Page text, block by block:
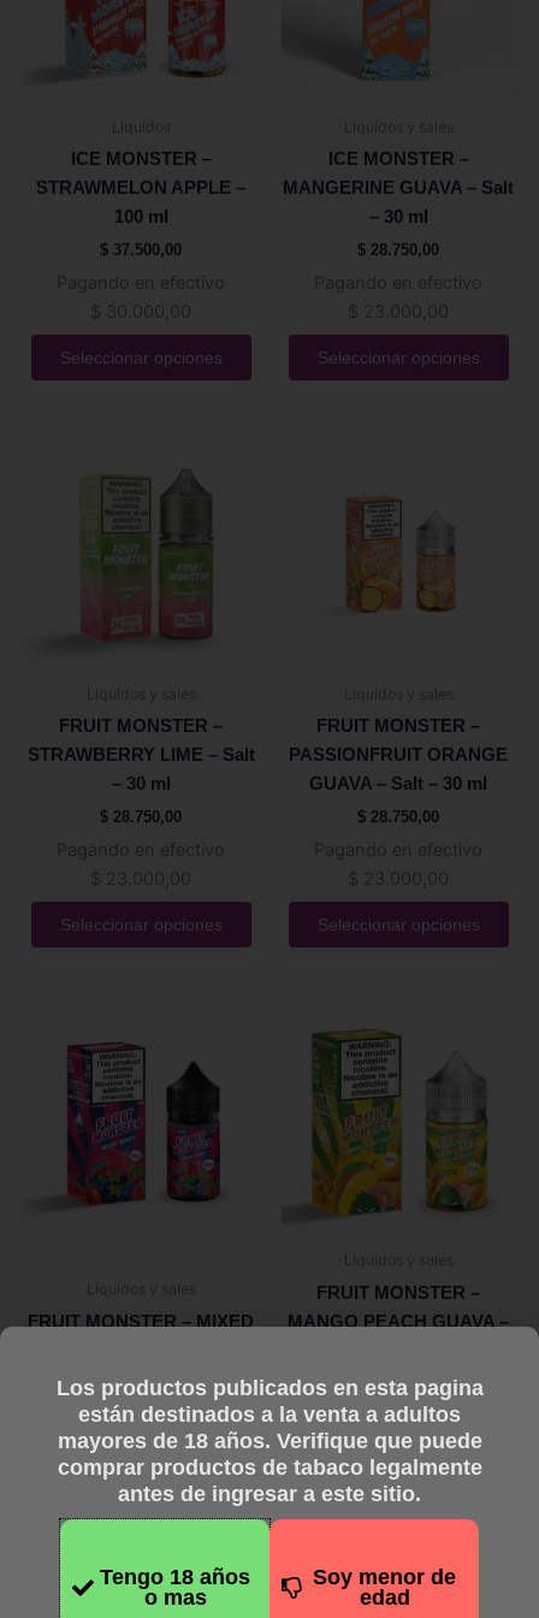
Liquidos
ICE MONSTER –
STRAWMELON APPLE –
100 ml
$ 37.500,00
Pagando en efectivo
$ 30.000,00
Seleccionar opciones
opciones
de
producto
Liquidos y sales
ICE MONSTER –
MANGERINE GUAVA – Salt
– 30 ml
$ 28.750,00
Pagando en efectivo
$ 23.000,00
Seleccionar opciones
Las
opciones
se
de
producto
Liquidos y sales
FRUIT MONSTER –
STRAWBERRY LIME – Salt
– 30 ml
$ 28.750,00
Pagando en efectivo
$ 23.000,00
Seleccionar opciones
producto
múltiples
variantes.
opciones
en
la
página
de
producto
Liquidos y sales
FRUIT MONSTER –
PASSIONFRUIT ORANGE
GUAVA – Salt – 30 ml
$ 28.750,00
Pagando en efectivo
$ 23.000,00
Seleccionar opciones
tiene
múltiples
variantes.
Las
en
la
página
de
producto
Liquidos y sales
FRUIT MONSTER – MIXED
$28.750,00
Pagando en efectivo
$23.000,00
Seleccionar opciones
producto
tiene
múltiples
variantes.
Las
opciones
de
producto
Liquidos y sales
FRUIT MONSTER –
MANGO PEACH GUAVA –
28.750,00
Pagando en efectivo
$23.000,00
Seleccionar opciones
tiene
múltiples
variantes.
Las
opciones
en
de
producto
Este
Este
Los productos publicados en esta pagina
están destinados a la venta a adultos
mayores de 18 años. Verifique que puede
comprar productos de tabaco legalmente
antes de ingresar a este sitio.
Tengo 18 años
o mas
Soy menor de
edad